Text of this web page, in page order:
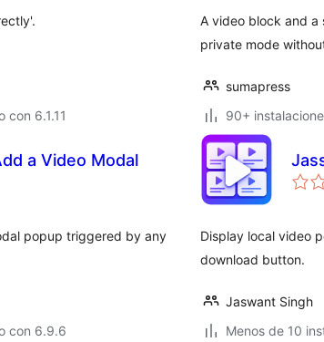
con 6.1.11
A video block and a
private mode
sumapress
90+
a Video Modal
popup triggered by any
con 6.9.6
Display local video
download button.
Jaswant Singh
Menos de 10